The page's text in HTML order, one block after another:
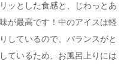
ッとした食感と、じわっとあ
が最高です！中のアイスは軽
しているので、バランスがと
ているため、お風呂上りには